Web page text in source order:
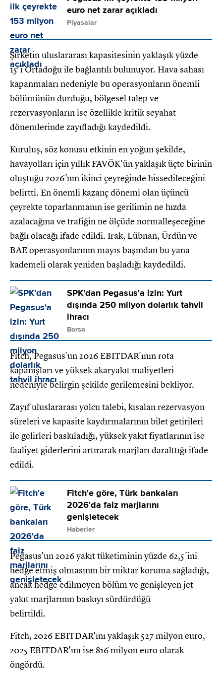
euro net zarar açıkladı
Piyasalar
Şirketin uluslararası kapasitesinin yaklaşık yüzde
15'i Ortadoğu ile bağlantılı bulunuyor. Hava sahası
kapanmaları nedeniyle bu operasyonların önemli
bölümünün durduğu, bölgesel talep ve
rezervasyonların ise özellikle kritik seyahat
dönemlerinde zayıfladığı kaydedildi.
Kuruluş, söz konusu etkinin en yoğun şekilde,
havayolları için yıllık FAVÖK'ün yaklaşık üçte birinin
oluştuğu 2026'nın ikinci çeyreğinde hissedileceğini
belirtti. En önemli kazanç dönemi olan üçüncü
çeyrekte toparlanmanın ise gerilimin ne hızda
azalacağına ve trafiğin ne ölçüde normalleşeceğine
bağlı olacağı ifade edildi. Irak, Lübnan, Ürdün ve
BAE operasyonlarının mayıs başından bu yana
kademeli olarak yeniden başladığı kaydedildi.
SPK'dan Pegasus'a izin: Yurt
dışında 250 milyon dolarlık tahvil
ihracı
Borsa
Fitch, Pegasus'un 2026 EBITDAR'ının rota
kapanışları ve yüksek akaryakıt maliyetleri
nedeniyle belirgin şekilde gerilemesini bekliyor.
Zayıf uluslararası yolcu talebi, kısalan rezervasyon
süreleri ve kapasite kaydırmalarının bilet getirileri
ile gelirleri baskıladığı, yüksek yakıt fiyatlarının ise
faaliyet giderlerini artırarak marjları daralttığı ifade
edildi.
Fitch'e göre, Türk bankaları
2026'da faiz marjlarını
genişletecek
Haberler
Pegasus'un 2026 yakıt tüketiminin yüzde 62,5'ini
hedge etmiş olmasının bir miktar koruma sağladığı,
ancak hedge edilmeyen bölüm ve genişleyen jet
yakıt marjlarının baskıyı sürdürdüğü
belirtildi.
Fitch, 2026 EBITDAR'ını yaklaşık 527 milyon euro,
2025 EBITDAR'ını ise 816 milyon euro olarak
öngördü.